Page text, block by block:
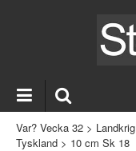
Var? Vecka 32 > Landkrig
Tyskland > 10 cm Sk 18